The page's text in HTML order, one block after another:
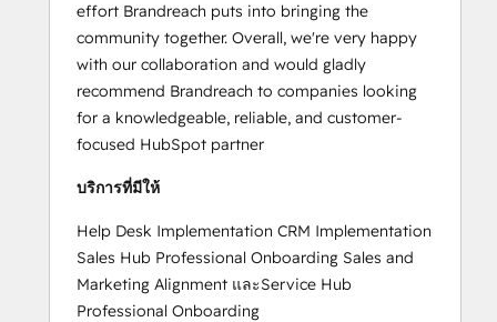
effort Brandreach puts into bringing the
community together. Overall, we're very happy
with our collaboration and would gladly
recommend Brandreach to companies looking
for a knowledgeable, reliable, and customer-
focused HubSpot partner
บริการที่มีให้
Help Desk Implementation CRM Implementation
Sales Hub Professional Onboarding Sales and
Marketing Alignment และService Hub
Professional Onboarding